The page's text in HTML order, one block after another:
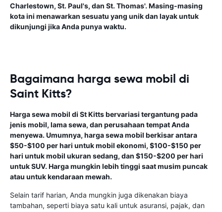
Charlestown, St. Paul's, dan St. Thomas'. Masing-masing
kota ini menawarkan sesuatu yang unik dan layak untuk
dikunjungi jika Anda punya waktu.
Bagaimana harga sewa mobil di
Saint Kitts?
Harga sewa mobil di St Kitts bervariasi tergantung pada
jenis mobil, lama sewa, dan perusahaan tempat Anda
menyewa. Umumnya, harga sewa mobil berkisar antara
$50-$100 per hari untuk mobil ekonomi, $100-$150 per
hari untuk mobil ukuran sedang, dan $150-$200 per hari
untuk SUV. Harga mungkin lebih tinggi saat musim puncak
atau untuk kendaraan mewah.
Selain tarif harian, Anda mungkin juga dikenakan biaya
tambahan, seperti biaya satu kali untuk asuransi, pajak, dan